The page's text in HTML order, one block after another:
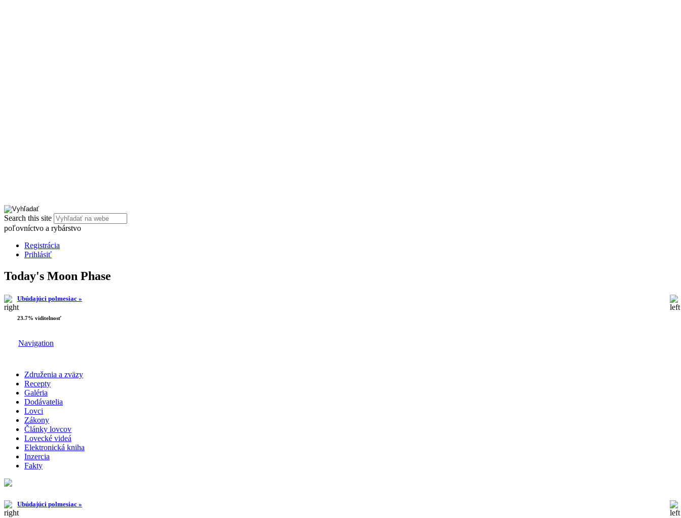
Search this site
poľovníctvo a rybárstvo
Registrácia
Prihlásiť
Today's Moon Phase
Ubúdajúci polmesiac »
23.7% viditelnosť
Navigation
Združenia a zväzy
Recepty
Galéria
Dodávatelia
Lovci
Zákony
Články lovcov
Lovecké videá
Elektronická kniha
Inzercia
Fakty
Ubúdajúci polmesiac »